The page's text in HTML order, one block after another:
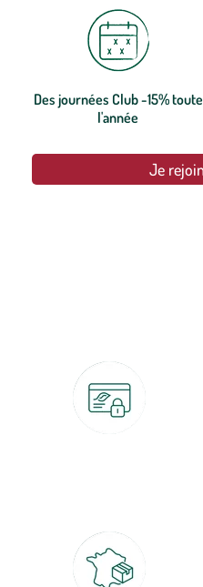
Des journées Club -15% toute
l'année
Je